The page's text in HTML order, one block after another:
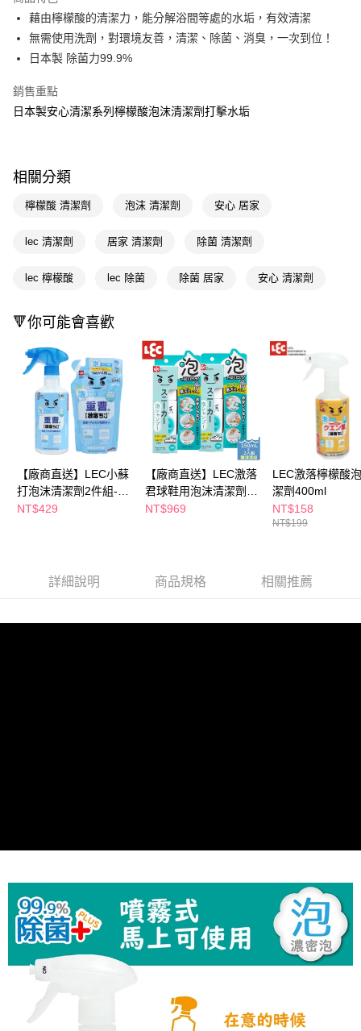
Apple Pay
街口支付
Google Pay
【關於「AFTEE先享後付」】
AFTEE先享後付是「在收到商品之後才付款」的支付方式。 讓您購物簡單
便利好安心！
３．安心：先確認商品／服務後，再付款。
【「AFTEE先享後付」結帳流程】
２．訂單成立數日內，您將收到繳費通知簡訊。
３．收到繳費通知簡訊後14天內，點擊此簡訊中的連結，可透過四大超商／
ATM／網路銀行／等多元方式進行付款，方視為交易完成。
※ 請注意：結帳手續完成當下不需立刻繳費，但若您需要取消訂單，請聯絡
購買商品的店家。未經商家同意取消之訂單仍視為有效，需透過AFTEE先享
後付繳納相關費用。
※ 交易是否成功請以「AFTEE先享後付 」之結帳頁面顯示為準，若有關於
是否繳費成功／繳費後需取消欲退款等相關疑問，請聯繫「AFTEE先享後付
客戶支援中心」https://netprotections.freshdesk.com/support/home
１．透過由恩沛科技股份有限公司提供之「AFTEE先享後付」服務完成之交
易，需依本服務之必要範圍內提供個人資料，並將交易相關給付款項請求債
權轉讓予恩沛科技股份有限公司。
請求用戶進行身份認證。
每筆NT$100，滿NT$590(含以上)免運費
宅配(離島廠商直送🚚)
藉由檸檬酸的清潔力，能分解浴間等處的水垢，有效清潔
無需使用洗劑，對環境友善，清潔、除菌、消臭，一次到位！
日本製 除菌力99.9%
銷售重點
日本製安心清潔系列檸檬酸泡沫清潔劑打擊水垢
相關分類
檸檬酸 清潔劑 泡沫 清潔劑 安心 居家
lec 清潔劑 居家 清潔劑 除菌 清潔劑
lec 檸檬酸 lec 除菌 除菌 居家 安心 清潔劑
🔻你可能會喜歡
【廠商直送】LEC小蘇
打泡沫清潔劑2件組-瓶
+補
NT$429
【廠商直送】LEC激落
君球鞋用泡沫清潔劑
150ml*2入組(附贈品)
NT$969
LEC激落檸檬酸
潔劑400ml
NT$158
NT$199
詳細說明 商品規格 相關推薦